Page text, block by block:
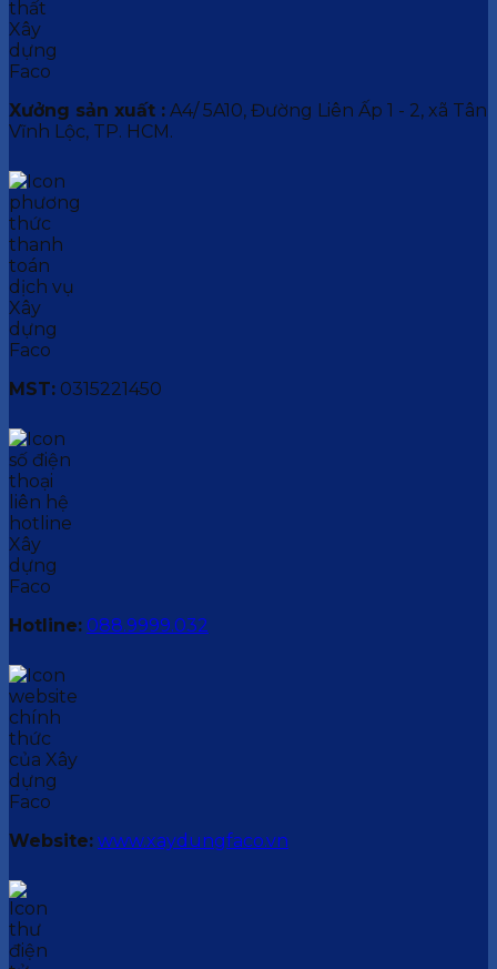
Xưởng sản xuất : A4/ 5A10, Đường Liên Ấp 1 - 2, xã Tân
Vĩnh Lộc, TP. HCM.
MST: 0315221450
Hotline: 088.9999.032
Website: www.xaydungfaco.vn